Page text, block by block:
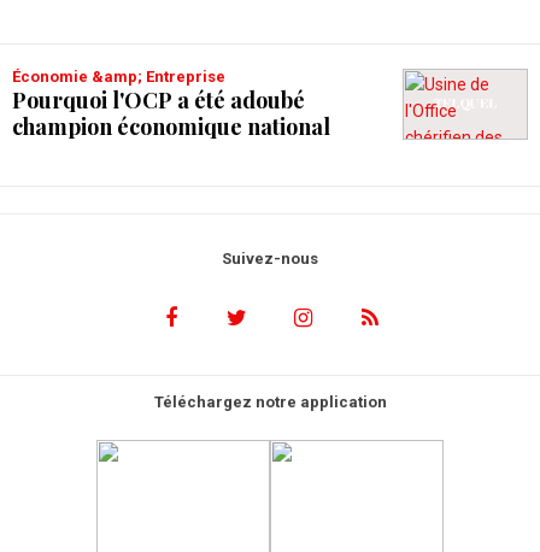
Économie &amp; Entreprise
Pourquoi l'OCP a été adoubé
champion économique national
Suivez-nous
Téléchargez notre application